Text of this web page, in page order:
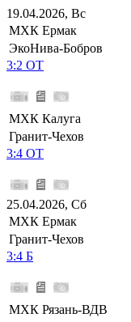
19.04.2026, Вс
МХК Ермак
ЭкоНива-Бобров
3:2 ОТ
МХК Калуга
Гранит-Чехов
3:4 ОТ
25.04.2026, Сб
МХК Ермак
Гранит-Чехов
3:4 Б
МХК Рязань-ВДВ